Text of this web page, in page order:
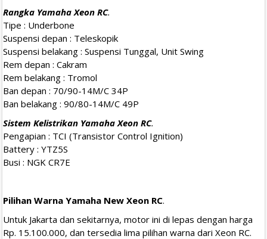
Rangka Yamaha Xeon RC.
Tipe : Underbone
Suspensi depan : Teleskopik
Suspensi belakang : Suspensi Tunggal, Unit Swing
Rem depan : Cakram
Rem belakang : Tromol
Ban depan : 70/90-14M/C 34P
Ban belakang : 90/80-14M/C 49P
Sistem Kelistrikan Yamaha Xeon RC.
Pengapian : TCI (Transistor Control Ignition)
Battery : YTZ5S
Busi : NGK CR7E
Pilihan Warna Yamaha New Xeon RC.
Untuk Jakarta dan sekitarnya, motor ini di lepas dengan harga
Rp. 15.100.000, dan tersedia lima pilihan warna dari Xeon RC.